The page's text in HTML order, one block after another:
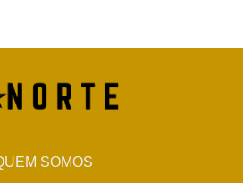
SOMOS